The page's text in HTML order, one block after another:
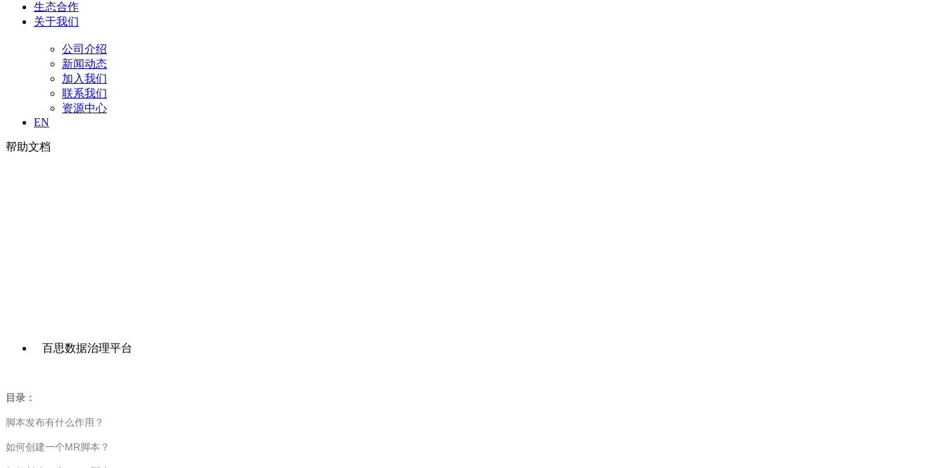
生态合作
关于我们
公司介绍
新闻动态
加入我们
联系我们
资源中心
EN
帮助文档
百思数据治理平台
目录：
脚本发布有什么作用？
如何创建一个MR脚本？